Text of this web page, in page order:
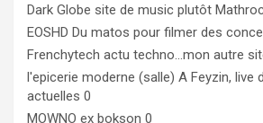
Dark Globe site de music plutôt
EOSHD Du matos pour filmer des
Frenchytech actu techno…mon autre
l'epicerie moderne (salle) A Feyzin, live
actuelles 0
MOWNO ex bokson 0